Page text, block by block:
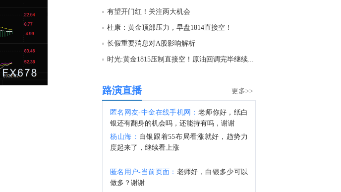
11:44:13
星展银行首席执行官：预计在今年剩余时间内，新加坡基准利率平均约为1.2%。
有望开门红！关注两大机会
杜康：黄金顶部压力，早盘1814直接空！
长假重要消息对A股影响解析
时光:黄金1815压制直接空！原油回调完毕继续看涨！
更多>>
路演直播
匿名网友-中金在线手机网： 老师你好，纸白
银还有翻身的机会吗，还能持有吗，谢谢
杨山海： 白银跟着55布局看涨就好，趋势力
度起来了，继续看上涨
匿名用户-当前页面： 老师好，白银多少可以
做多？谢谢